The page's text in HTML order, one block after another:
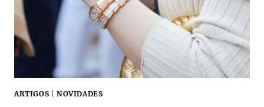
ARTIGOS NOVIDADES